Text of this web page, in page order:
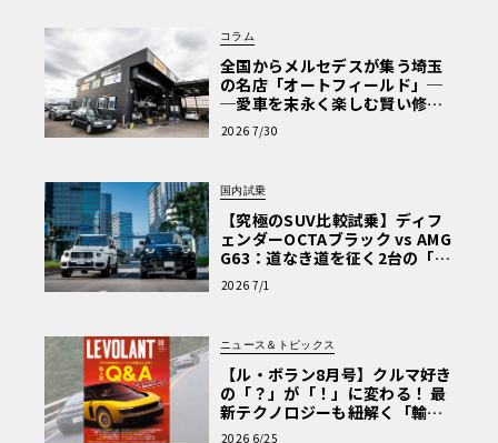
コラム
全国からメルセデスが集う埼玉
の名店「オートフィールド」─
─愛車を末永く楽しむ賢い修理
術と、プロがフックス製オイル
を選ぶ理由〈PR〉
2026 7/30
国内試乗
【究極のSUV比較試乗】ディフ
ェンダーOCTAブラック vs AMG
G63：道なき道を征く2台の「対
極的アプローチ」
2026 7/1
ニュース＆トピックス
【ル・ボラン8月号】クルマ好き
の「？」が「！」に変わる！ 最
新テクノロジーも紐解く「輸入
車Q&A」
2026 6/25